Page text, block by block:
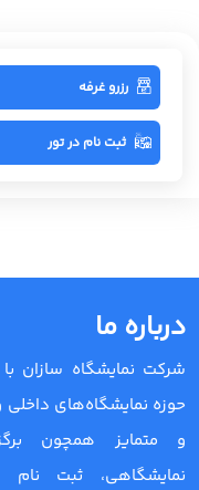
رزرو غرفه
ثبت نام در تور
درباره ما
حوزه نمایشگاه‌های داخلی
و متمایز همچون
نمایشگاهی، ثبت نام